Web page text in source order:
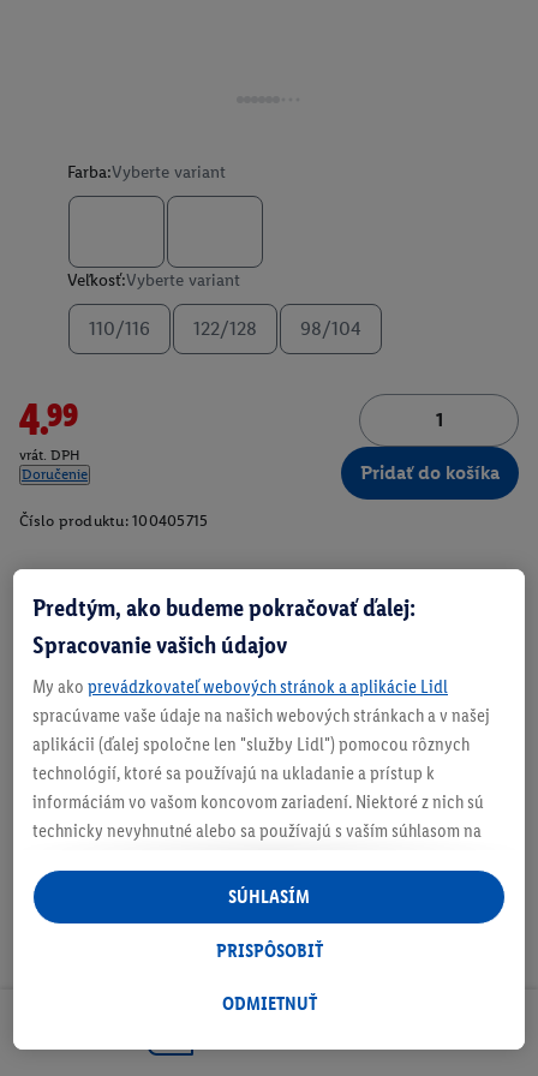
Farba:Vyberte variant
Veľkosť:Vyberte variant
110/116 122/128 98/104
4.99
vrát. DPH
Doručenie
Pridať do košíka
Číslo produktu: 100405715
Zistite svoju veľkosť
O produkte
Predtým, ako budeme pokračovať ďalej:
Spracovanie vašich údajov
My ako prevádzkovateľ webových stránok a aplikácie Lidl
spracúvame vaše údaje na našich webových stránkach a v našej
aplikácii (ďalej spoločne len "služby Lidl") pomocou rôznych
technológií, ktoré sa používajú na ukladanie a prístup k
informáciám vo vašom koncovom zariadení. Niektoré z nich sú
technicky nevyhnutné alebo sa používajú s vaším súhlasom na
personalizovanú reklamu v rámci služieb Lidl aj mimo nich. Ak
ste účastníkom programu Lidl Plus, na tieto účely sa spracúvajú
aj údaje z vášho nákupného správania v obchode.
následne si vytvoríte účet Lidl Plus alebo sa prihlásite do svojho
tiež vytvoriť špeciálny online identifikátor z e-mailovej adresy,
ODMIETNUŤ
PRISPÔSOBIŤ
SÚHLASÍM